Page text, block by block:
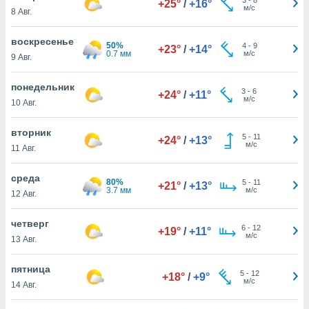
действия
рекламу
нашей
cookie
cookie
в
нашего
8 Авг.
+25° / +16°
м/с
воскресенье
9 Авг.
50%
0.7 мм
+23° / +14° 4- 9
м/с
понедельник
10 Авг.
+24° / +11° 3 -6
м/с
вторник
11 Авг.
+24° / +13° 5- 11
м/с
среда
12 Авг.
80%
3.7 мм
+21° / +13° 5- 11
м/с
четверг
13 Авг.
+19° / +11° 6 - 12
м/с
пятница
14 Авг.
+18° / +9° 5- 12
м/с